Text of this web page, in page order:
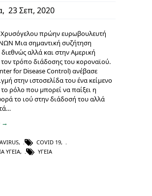
, 23 Σεπ, 2020
πρώην ευρωβουλευτή
Μια σημαντική συζήτηση
διεθνώς αλλά και στην Αμερική
τον τρόπο διάδοσης του κοροναϊού.
for Disease Control) ανέβασε
στην ιστοσελίδα του ένα κείμενο
το ρόλο που μπορεί να παίξει η
το ιού στην διάδοσή του αλλά
→
, COVID 19,
ΥΓΕΊΑ, ΥΓΕΊΑ